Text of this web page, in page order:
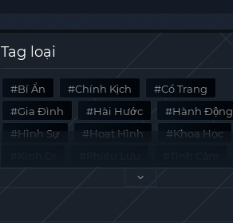
Tag loại
Bí Ẩn Chính Kịch
Cổ Trang
Gia Đình
Hài Hước
Hành Động
Hình Sự
Hoạt Hình
Khoa Học
Tài Liệu
Tâm Lý Viễn Tưởng